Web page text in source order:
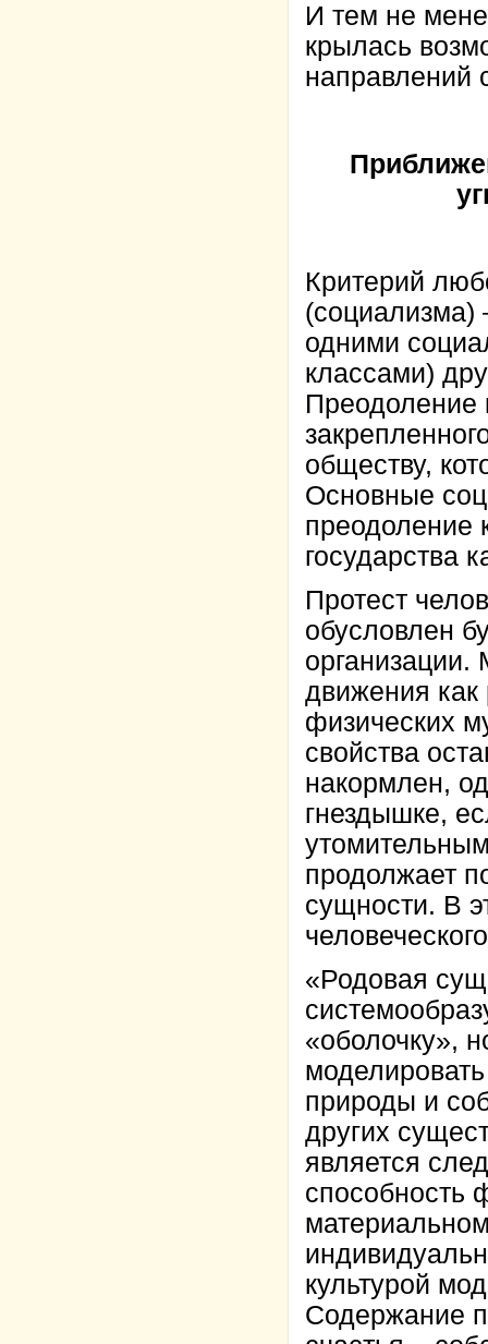
И тем не
крылась
направлений
Критерий
(социализма)
одними
классами)
Преодоление
обществу,
Основные
преодоление
государства
Протест
обусловлен
организации.
движения как
физических
свойства
накормлен,
гнездышке,
продолжает
сущности. В
«Родовая
«оболочку»,
природы и
других
является
способность
культурой
Содержание